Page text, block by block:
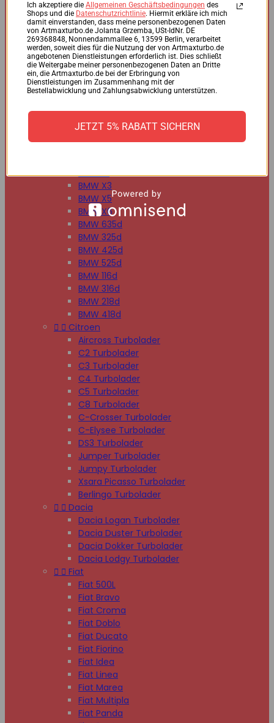
BMW 125d
BMW 220d
BMW 225d
BMW 318d
BMW 320d
BMW 330d
BMW 335d
BMW 518d
BMW 520d
BMW 530d
BMW X1
BMW X3
BMW X5
BMW X6
BMW 635d
BMW 325d
BMW 425d
BMW 525d
BMW 116d
BMW 316d
BMW 218d
BMW 418d
  Citroen
Aircross Turbolader
C2 Turbolader
C3 Turbolader
C4 Turbolader
C5 Turbolader
C8 Turbolader
C-Crosser Turbolader
C-Elysee Turbolader
DS3 Turbolader
Jumper Turbolader
Jumpy Turbolader
Xsara Picasso Turbolader
Berlingo Turbolader
  Dacia
Dacia Logan Turbolader
Dacia Duster Turbolader
Dacia Dokker Turbolader
Dacia Lodgy Turbolader
  Fiat
Fiat 500L
Fiat Bravo
Fiat Croma
Fiat Doblo
Fiat Ducato
Fiat Fiorino
Fiat Idea
Fiat Linea
Fiat Marea
Fiat Multipla
Fiat Panda
Ich akzeptiere die Allgemeinen Geschäftsbedingungen des
Shops und die Datenschutzrichtlinie. Hiermit erkläre ich mich
damit einverstanden, dass meine personenbezogenen Daten
von Artmaxturbo.de Jolanta Grzemba, USt-IdNr. DE
269368848, Nonnendammallee 6, 13599 Berlin, verarbeitet
werden, soweit dies für die Nutzung der von Artmaxturbo.de
angebotenen Dienstleistungen erforderlich ist. Dies schließt
die Weitergabe meiner personenbezogenen Daten an Dritte
ein, die Artmaxturbo.de bei der Erbringung von
Dienstleistungen im Zusammenhang mit der
Bestellabwicklung und Zahlungsabwicklung unterstützen.
JETZT 5% RABATT SICHERN